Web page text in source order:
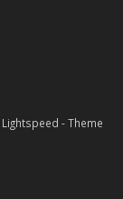
Lightspeed - Theme